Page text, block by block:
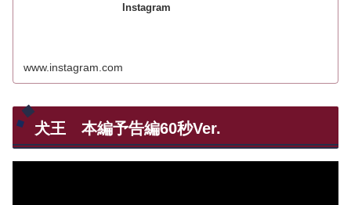
Instagram
www.instagram.com
犬王 本編予告編60秒Ver.